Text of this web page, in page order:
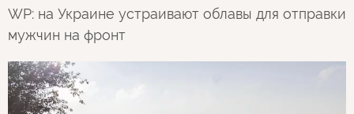
WP: на Украине устраивают облавы для отправки
мужчин на фронт